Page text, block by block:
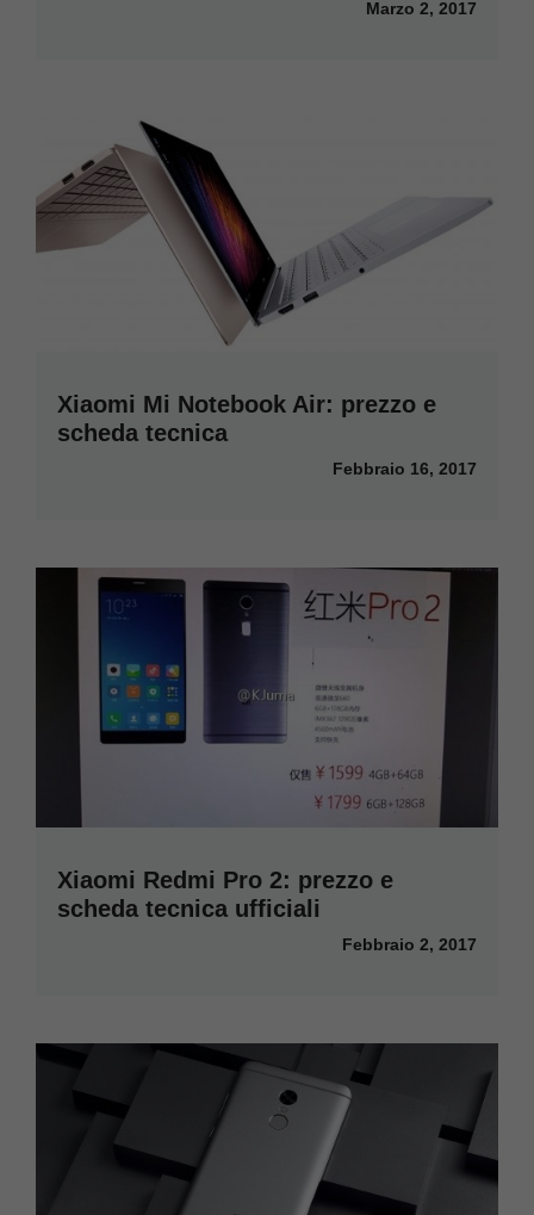
Marzo 2, 2017
Xiaomi Mi Notebook Air: prezzo e
scheda tecnica
Febbraio 16, 2017
Xiaomi Redmi Pro 2: prezzo e
scheda tecnica ufficiali
Febbraio 2, 2017